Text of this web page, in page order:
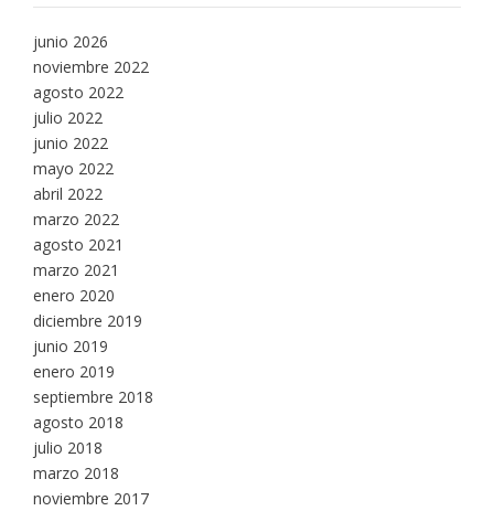
junio 2026
noviembre 2022
agosto 2022
julio 2022
junio 2022
mayo 2022
abril 2022
marzo 2022
agosto 2021
marzo 2021
enero 2020
diciembre 2019
junio 2019
enero 2019
septiembre 2018
agosto 2018
julio 2018
marzo 2018
noviembre 2017